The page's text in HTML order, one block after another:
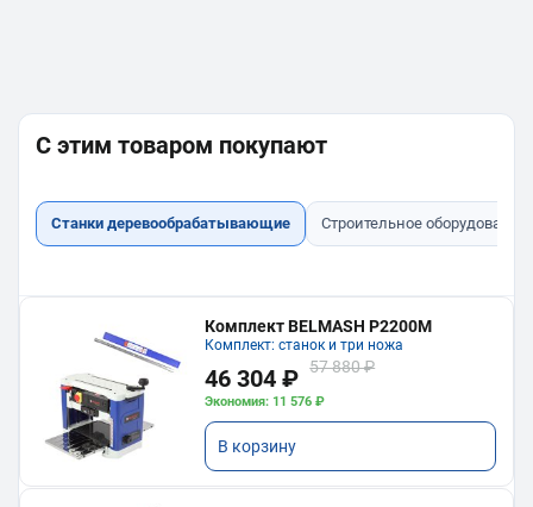
С этим товаром покупают
Станки деревообрабатывающие Строительное оборудование
Комплект BELMASH P2200M
Комплект: станок и три ножа
46 304 ₽ 57 880 ₽
Экономия: 11 576 ₽
В корзину